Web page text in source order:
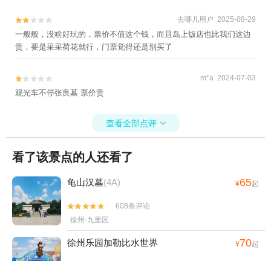

 去哪儿用户 2025-08-29
一般般，没啥好玩的，票价不值这个钱，而且岛上饭店也比我们这边
贵，要是采采荷花就行，门票觉得还是别买了

 m*a 2024-07-03
观光车不停张良墓 票价贵
查看全部点评 
看了该景点的人还看了
龟山汉墓(4A) ¥65起


608条评论
徐州·九里区
徐州乐园加勒比水世界 ¥70起